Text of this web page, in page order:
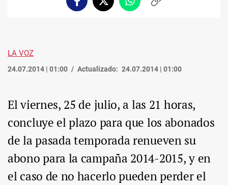
FacebookTwitterWhatsappCopiar
LA VOZ
24.07.2014 | 01:00 Actualizado: 24.07.2014 | 01:00
El viernes, 25 de julio, a las 21 horas,
concluye el plazo para que los abonados
de la pasada temporada renueven su
abono para la campaña 2014-2015, y en
el caso de no hacerlo pueden perder el